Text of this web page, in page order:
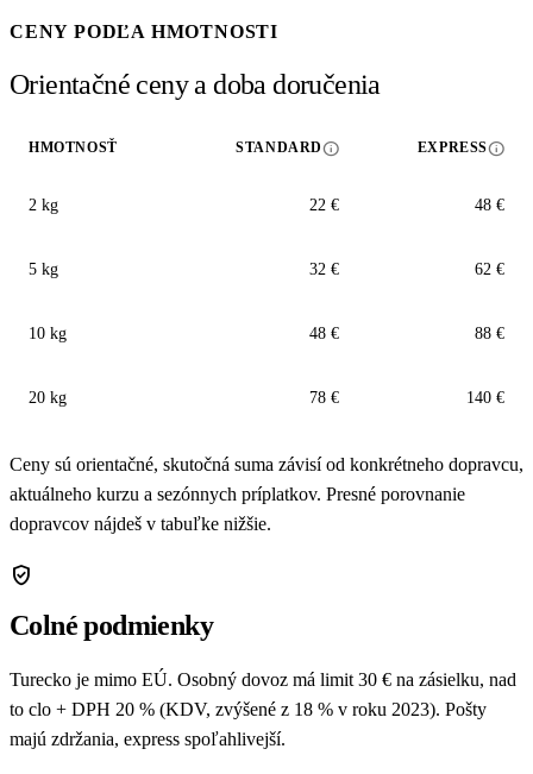
CENY PODĽA HMOTNOSTI
Orientačné ceny a doba doručenia
HMOTNOSŤ STANDARDinfo EXPRESSinfo
2 kg 22 € 48 €
5 kg 32 € 62 €
10 kg 48 € 88 €
20 kg 78 € 140 €
Ceny sú orientačné, skutočná suma závisí od konkrétneho dopravcu,
aktuálneho kurzu a sezónnych príplatkov. Presné porovnanie
dopravcov nájdeš v tabuľke nižšie.
verified_user
Colné podmienky
Turecko je mimo EÚ. Osobný dovoz má limit 30 € na zásielku, nad
to clo + DPH 20 % (KDV, zvýšené z 18 % v roku 2023). Pošty
majú zdržania, express spoľahlivejší.